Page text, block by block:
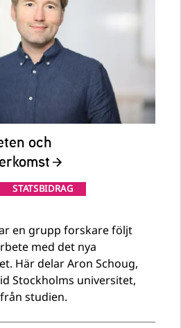
och
STATSBIDRAG
en grupp forskare följt
med det nya
Här delar Aron Schoug,
Stockholms universitet,
studien.